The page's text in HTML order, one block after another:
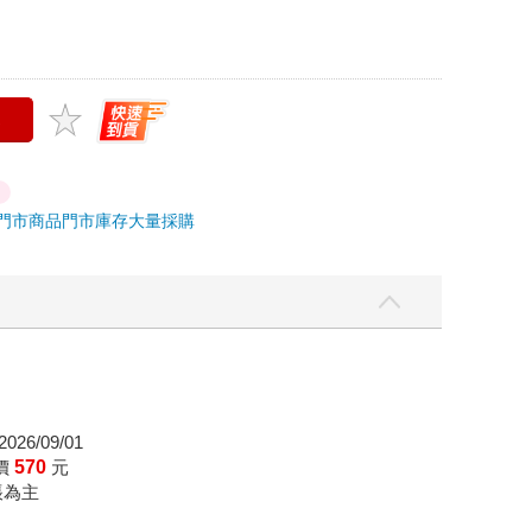
市商品門市庫存大量採購
09/01
570 元
主